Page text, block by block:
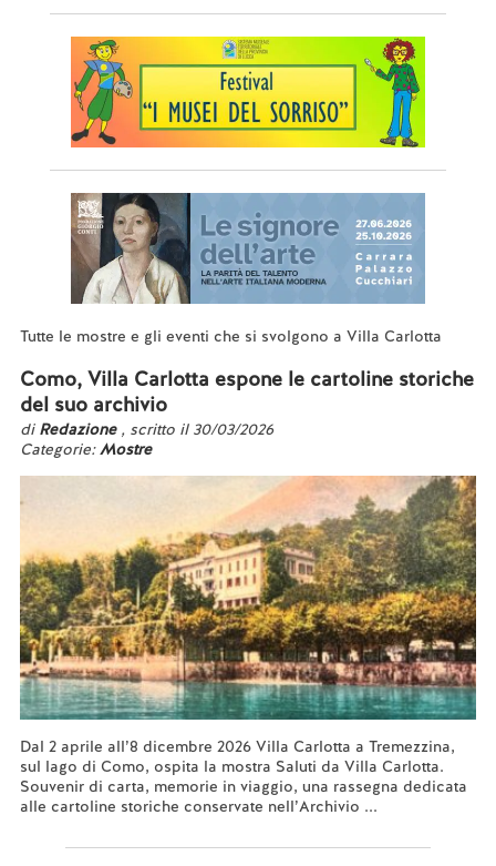
Tutte le mostre e gli eventi che si svolgono a Villa Carlotta
Como, Villa Carlotta espone le cartoline storiche
del suo archivio
di Redazione , scritto il 30/03/2026
Categorie:Mostre
Dal 2 aprile all’8 dicembre 2026 Villa Carlotta a Tremezzina,
sul lago di Como, ospita la mostra Saluti da Villa Carlotta.
Souvenir di carta, memorie in viaggio, una rassegna dedicata
alle cartoline storiche conservate nell’Archivio ...